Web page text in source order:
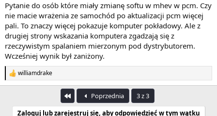
Pytanie do osób które miały zmianę softu w mhev w pcm. Czy
nie macie wrażenia ze samochód po aktualizacji pcm więcej
pali. To znaczy więcej pokazuje komputer pokładowy. Ale z
drugiej strony wskazania komputera zgadzają się z
rzeczywistym spalaniem mierzonym pod dystrybutorem.
Wcześniej wynik był zaniżony.
R
e
williamdrake
PierwszyPoprzednia
3 z 3
Zaloguj lub zarejestruj się, aby odpowiedzieć w tym wątku